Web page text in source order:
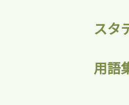
をお気に入りに
ログインが必
スタ
用語